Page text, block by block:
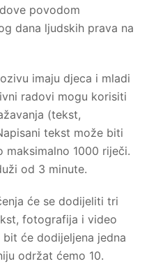
povodom
dana ljudskih prava na
imaju djeca i mladi
radovi mogu korisiti
(tekst,
tekst može biti
maksimalno 1000 riječi.
od 3 minute.
će se dodijeliti tri
fotografija i video
će dodijeljena jedna
održat ćemo 10.